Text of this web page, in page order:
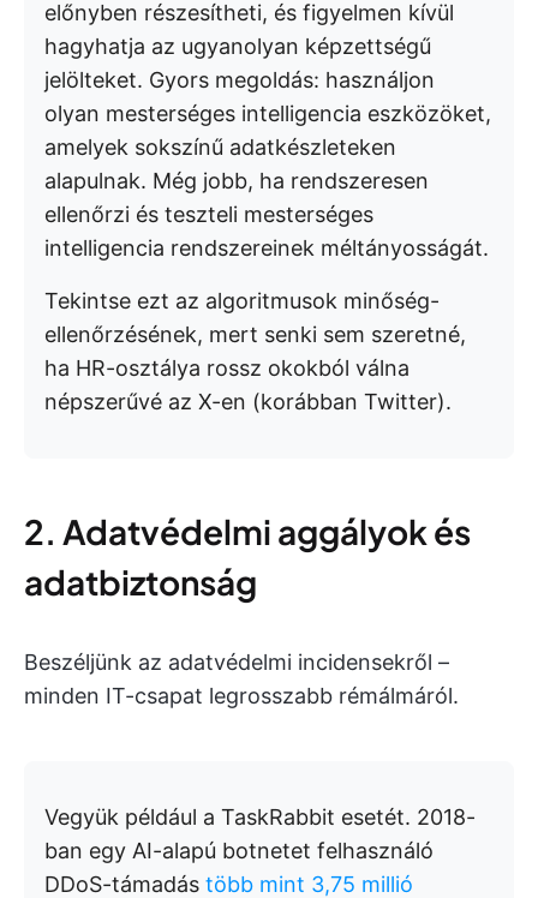
előnyben részesítheti, és figyelmen kívül
hagyhatja az ugyanolyan képzettségű
jelölteket. Gyors megoldás: használjon
olyan mesterséges intelligencia eszközöket,
amelyek sokszínű adatkészleteken
alapulnak. Még jobb, ha rendszeresen
ellenőrzi és teszteli mesterséges
intelligencia rendszereinek méltányosságát.
Tekintse ezt az algoritmusok minőség-
ellenőrzésének, mert senki sem szeretné,
ha HR-osztálya rossz okokból válna
népszerűvé az X-en (korábban Twitter).
2. Adatvédelmi aggályok és
adatbiztonság
Beszéljünk az adatvédelmi incidensekről –
minden IT-csapat legrosszabb rémálmáról.
Vegyük például a TaskRabbit esetét. 2018-
ban egy AI-alapú botnetet felhasználó
DDoS-támadás több mint 3,75 millió